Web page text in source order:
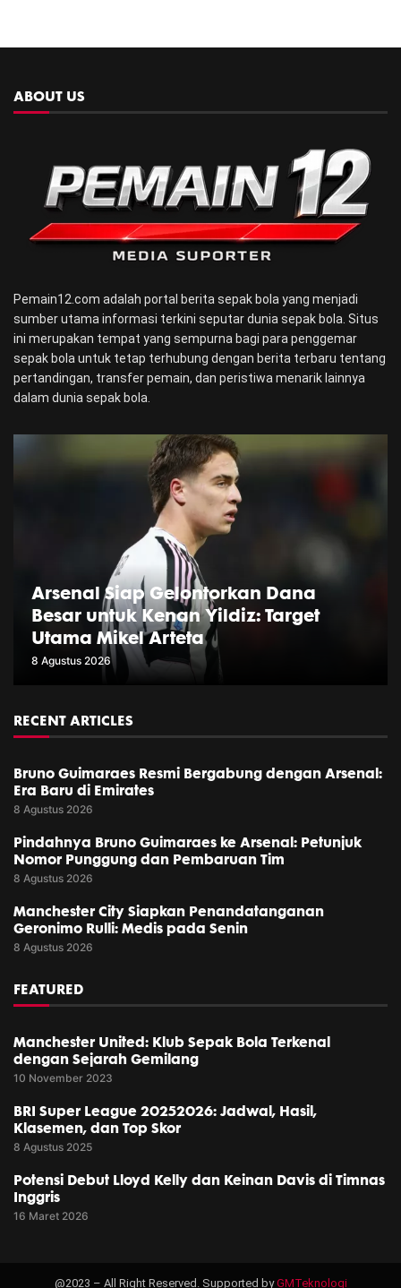
ABOUT US
Pemain12.com adalah portal berita sepak bola yang menjadi
sumber utama informasi terkini seputar dunia sepak bola. Situs
ini merupakan tempat yang sempurna bagi para penggemar
sepak bola untuk tetap terhubung dengan berita terbaru tentang
pertandingan, transfer pemain, dan peristiwa menarik lainnya
dalam dunia sepak bola.
Arsenal Siap Gelontorkan Dana
Besar untuk Kenan Yildiz: Target
Utama Mikel Arteta
8 Agustus 2026
RECENT ARTICLES
Bruno Guimaraes Resmi Bergabung dengan Arsenal:
Era Baru di Emirates
8 Agustus 2026
Pindahnya Bruno Guimaraes ke Arsenal: Petunjuk
Nomor Punggung dan Pembaruan Tim
8 Agustus 2026
Manchester City Siapkan Penandatanganan
Geronimo Rulli: Medis pada Senin
8 Agustus 2026
FEATURED
Manchester United: Klub Sepak Bola Terkenal
dengan Sejarah Gemilang
10 November 2023
BRI Super League 20252026: Jadwal, Hasil,
Klasemen, dan Top Skor
8 Agustus 2025
Potensi Debut Lloyd Kelly dan Keinan Davis di Timnas
Inggris
16 Maret 2026
@2023 – All Right Reserved. Supported byGMTeknologi